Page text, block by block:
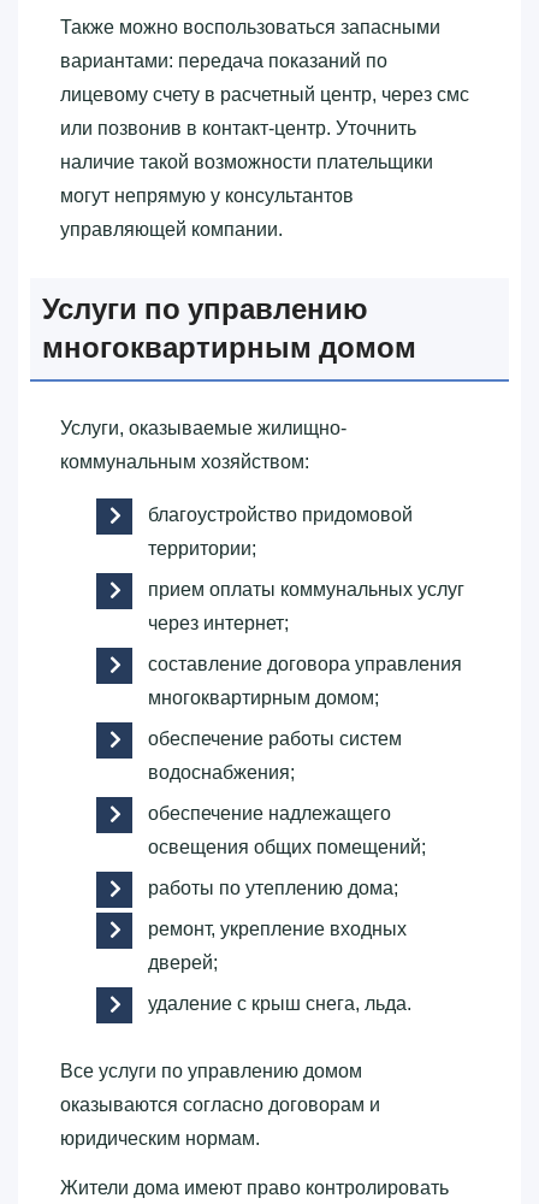
Также можно воспользоваться запасными
вариантами: передача показаний по
лицевому счету в расчетный центр, через смс
или позвонив в контакт-центр. Уточнить
наличие такой возможности плательщики
могут непрямую у консультантов
управляющей компании.
Услуги по управлению
многоквартирным домом
Услуги, оказываемые жилищно-
коммунальным хозяйством:
благоустройство придомовой
территории;
прием оплаты коммунальных услуг
через интернет;
составление договора управления
многоквартирным домом;
обеспечение работы систем
водоснабжения;
обеспечение надлежащего
освещения общих помещений;
работы по утеплению дома;
ремонт, укрепление входных
дверей;
удаление с крыш снега, льда.
Все услуги по управлению домом
оказываются согласно договорам и
юридическим нормам.
Жители дома имеют право контролировать